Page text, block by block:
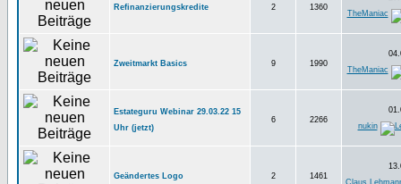
Refinanzierungskredite 2 1360
TheManiac
Zweitmarkt Basics 9 1990
TheManiac
Estateguru Webinar 29.03.22 15
Uhr (jetzt)
6 2266
nukin
Geändertes Logo 2 1461
Claus